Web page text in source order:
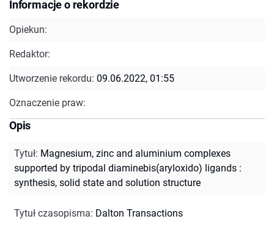
Informacje o rekordzie
Opiekun:
Redaktor:
Utworzenie rekordu: 09.06.2022, 01:55
Oznaczenie praw:
Opis
Tytuł: Magnesium, zinc and aluminium complexes
supported by tripodal diaminebis(aryloxido) ligands :
synthesis, solid state and solution structure
Tytuł czasopisma: Dalton Transactions